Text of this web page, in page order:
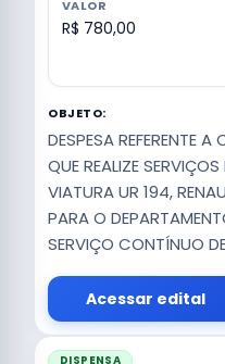
VALOR
R$ 780,00
OBJETO:
DESPESA REFERENTE
QUE REALIZE
VIATURA UR 194,
PARA O
SERVIÇO CONTÍNUO
Acessar edital
DISPENSA